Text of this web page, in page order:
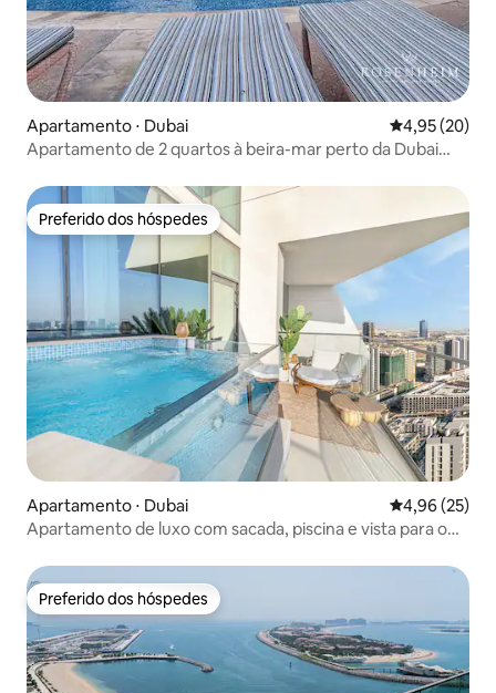
Apartamento ⋅ Dubai 4,95 de uma
4,95 (20)
Apartamento de 2 quartos à beira-mar perto da Dubai
Preferido dos hóspedes
Preferido dos hóspedes
Apartamento ⋅ Dubai 4,96 de uma
4,96 (25)
Apartamento de luxo com sacada, piscina e vista para o
Preferido dos hóspedes
Preferido dos hóspedes